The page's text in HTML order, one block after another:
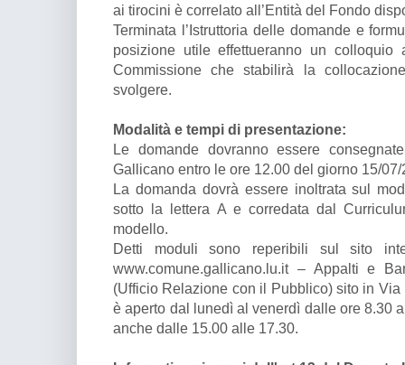
ai tirocini è correlato all’Entità del Fondo
Terminata l’Istruttoria delle domande e
posizione utile effettueranno un colloquio
Commissione che stabilirà la
svolgere.
Modalità e tempi di presentazione:
Le domande dovranno essere
Gallicano entro le ore 12.00 del giorno 15/07/
La domanda dovrà essere inoltrata sul
sotto la lettera A e corredata dal
modello.
Detti moduli sono reperibili sul sito
www.comune.gallicano.lu.it – Appalti e
(Ufficio Relazione con il Pubblico) sito in Via
è aperto dal lunedì al venerdì dalle ore 8.30
anche dalle 15.00 alle 17.30.